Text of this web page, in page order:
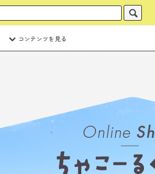
コンテンツを見る